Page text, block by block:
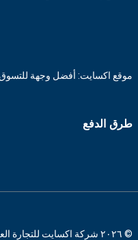
موقع اكسايت: أفضل وجهة للتسوق
طرق الدفع
© ٢٠٢٦ شركة اكسايت للتجارة العامة ش.ش.و